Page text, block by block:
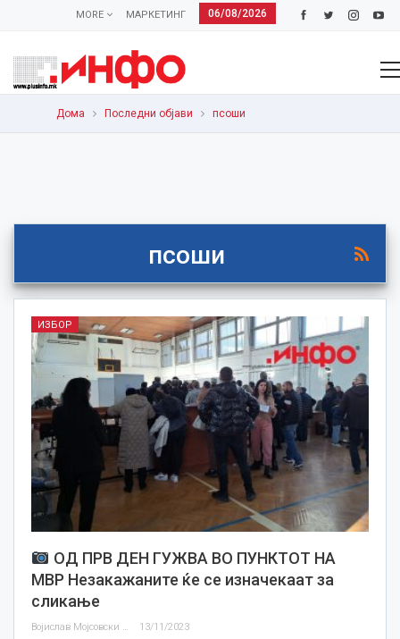
06/08/2026
МАРКЕТИНГ
MORE
Дома Последни објави псоши
псоши
ИЗБОР
ОД ПРВ ДЕН ГУЖВА ВО ПУНКТОТ НА
МВР Незакажаните ќе се изначекаат за
сликање
Војислав Мојсовски 13/11/2023